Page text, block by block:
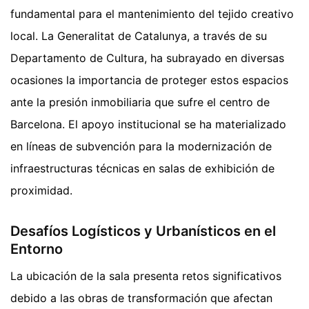
fundamental para el mantenimiento del tejido creativo
local. La Generalitat de Catalunya, a través de su
Departamento de Cultura, ha subrayado en diversas
ocasiones la importancia de proteger estos espacios
ante la presión inmobiliaria que sufre el centro de
Barcelona. El apoyo institucional se ha materializado
en líneas de subvención para la modernización de
infraestructuras técnicas en salas de exhibición de
proximidad.
Desafíos Logísticos y Urbanísticos en el
Entorno
La ubicación de la sala presenta retos significativos
debido a las obras de transformación que afectan